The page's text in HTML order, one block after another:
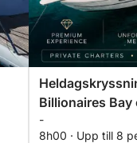
Billionaires
Mer
-
8h00 · Upp till 8